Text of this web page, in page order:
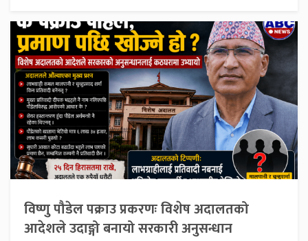
विष्णु पौडेल पक्राउ प्रकरणः विशेष अदालतको
आदेशले उदाङ्गो बनायो सरकारी अनुसन्धान